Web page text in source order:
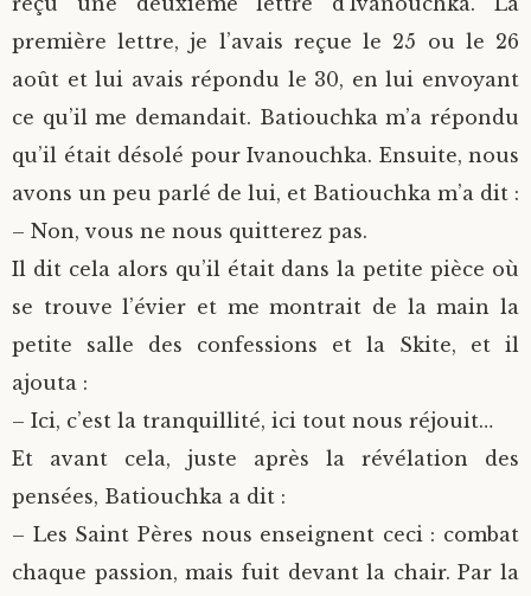
première lettre, je l’avais reçue le 25 ou le 26
août et lui avais répondu le 30, en lui envoyant
ce qu’il me demandait. Batiouchka m’a répondu
qu’il était désolé pour Ivanouchka. Ensuite, nous
avons un peu parlé de lui, et Batiouchka m’a dit :
– Non, vous ne nous quitterez pas.
Il dit cela alors qu’il était dans la petite pièce où
se trouve l’évier et me montrait de la main la
petite salle des confessions et la Skite, et il
ajouta :
– Ici, c’est la tranquillité, ici tout nous réjouit…
Et avant cela, juste après la révélation des
pensées, Batiouchka a dit :
– Les Saint Pères nous enseignent ceci : combat
chaque passion, mais fuit devant la chair. Par la